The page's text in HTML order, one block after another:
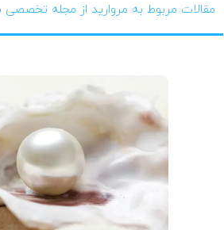
مقالات مربوط به مروارید از مجله